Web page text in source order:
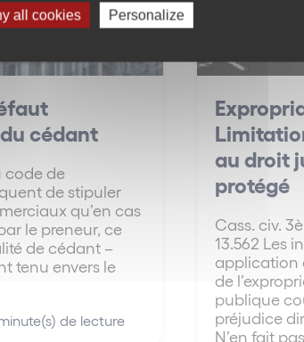
cédant
code de
de stipuler
qu’en cas
le preneur, ce
de cédant –
tenu envers le
de lecture
au droit
protégé
Cass. civ.
13.562 Les
application
de
publique
préjudice
N’en fait
all cookies Personalize